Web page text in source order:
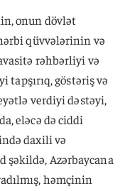
onun dövlət
qüvvələrinin və
rəhbərliyi və
tapşırıq, göstəriş və
verdiyi dəstəyi,
eləcə də ciddi
daxili və
şəkildə, Azərbaycana
həmçinin